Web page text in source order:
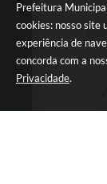
Prefeitura
cookies: nosso site
experiência de
concorda com a
Privacidade.